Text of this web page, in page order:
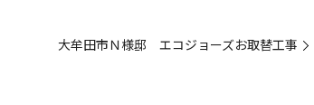
大牟田市Ｎ様邸 エコジョーズお取替工事